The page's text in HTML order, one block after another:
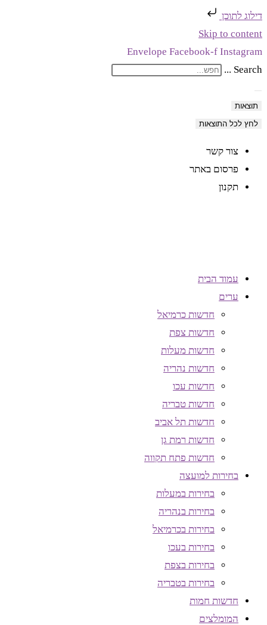
דילוג לתוכן
Skip to content
Envelope Facebook-f Instagram
Search ...
תוצאות
לחץ לכל התוצאות
צור קשר
פרסום באתר
תקנון
עמוד הבית
ערים
חדשות כרמיאל
חדשות צפת
חדשות מעלות
חדשות נהריה
חדשות עכו
חדשות טבריה
חדשות תל אביב
חדשות רמת גן
חדשות פתח תקווה
בחירות למועצה
בחירות במעלות
בחירות בנהריה
בחירות בכרמיאל
בחירות בעכו
בחירות בצפת
בחירות בטבריה
חדשות חמות
המומלצים